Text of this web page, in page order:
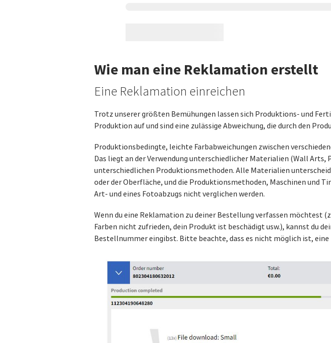
Wie man eine Reklamation erstellt
Eine Reklamation einreichen
Trotz unserer größten Bemühungen lassen sich Produktions- und
Produktion auf und sind eine zulässige Abweichung, die durch den
Produktionsbedingte, leichte Farbabweichungen zwischen
Das liegt an der Verwendung unterschiedlicher Materialien (Wall Arts,
unterschiedlichen Produktionsmethoden. Alle Materialien
oder der Oberfläche, und die Produktionsmethoden, Maschinen und
Art- und eines Fotoabzugs nicht verglichen werden.
Wenn du eine Reklamation zu deiner Bestellung verfassen möchtest
Farben nicht zufrieden, dein Produkt ist beschädigt usw.), kannst du
Bestellnummer eingibst. Bitte beachte, dass es nicht möglich ist,